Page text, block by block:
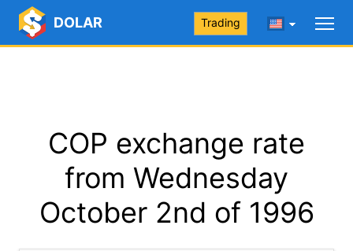
DOLAR Trading
COP exchange rate
from Wednesday
October 2nd of 1996